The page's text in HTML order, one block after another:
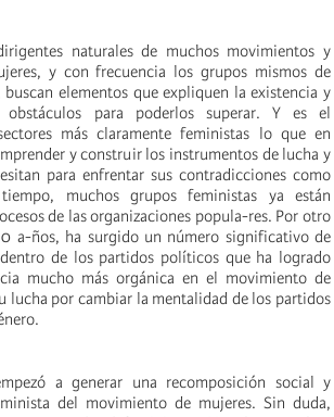
naturales de muchos movimientos y
y con frecuencia los grupos mismos de
buscan elementos que expliquen la existencia y
para poderlos superar. Y es el
más claramente feministas lo que en
y construir los instrumentos de lucha y
para enfrentar sus contradicciones como
muchos grupos feministas ya están
de las organizaciones popula-res. Por otro
a-ños, ha surgido un número significativo de
de los partidos políticos que ha logrado
mucho más orgánica en el movimiento de
lucha por cambiar la mentalidad de los partidos
a generar una recomposición social y
del movimiento de mujeres. Sin duda,